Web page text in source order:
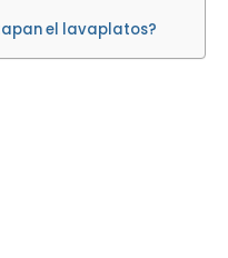
el lavaplatos?